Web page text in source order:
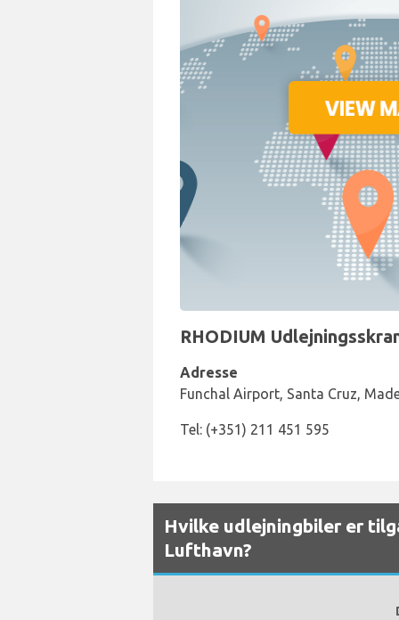
RHODIUM
Adresse
Funchal Airport, Santa Cruz,
Tel: (+351) 211 451 595
Hvilke udlejningbiler er
Lufthavn?